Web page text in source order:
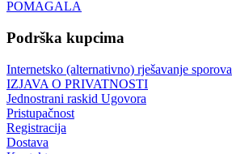
POMAGALA
Podrška kupcima
Internetsko (alternativno) rješavanje sporova
IZJAVA O PRIVATNOSTI
Jednostrani raskid Ugovora
Pristupačnost
Registracija
Dostava